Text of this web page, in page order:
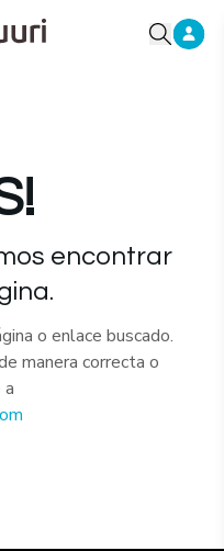
encontrar
o enlace buscado.
manera correcta o